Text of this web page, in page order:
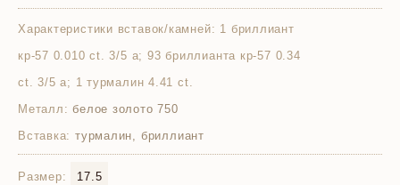
Характеристики вставок/камней: 1 бриллиант
кр-57 0.010 ct. 3/5 а; 93 бриллианта кр-57 0.34
ct. 3/5 а; 1 турмалин 4.41 ct.
Металл: белое золото 750
Вставка: турмалин, бриллиант
Размер: 17.5